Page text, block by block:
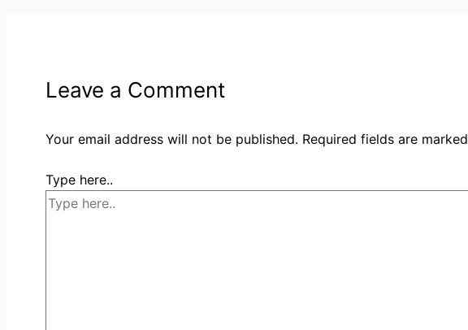
Leave a Comment
Your email address will not be published. Required fields are marked
Type here..